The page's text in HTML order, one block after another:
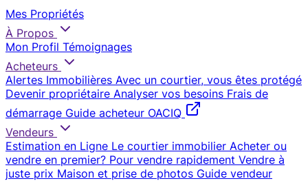
Mes Propriétés
À Propos
Mon Profil Témoignages
Acheteurs
Alertes Immobilières Avec un courtier, vous êtes protégé
Devenir propriétaire Analyser vos besoins Frais de
démarrage Guide acheteur OACIQ
Vendeurs
Estimation en Ligne Le courtier immobilier Acheter ou
vendre en premier? Pour vendre rapidement Vendre à
juste prix Maison et prise de photos Guide vendeur